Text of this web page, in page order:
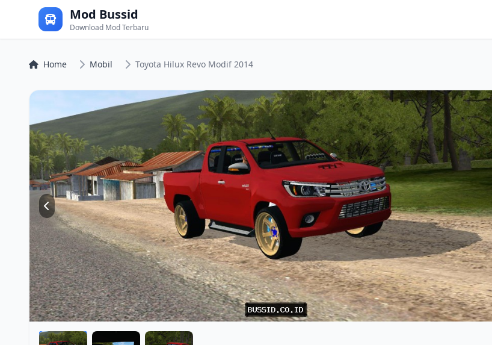
Mod Bussid
Download Mod Terbaru
Home Mobil Toyota Hilux Revo Modif 2014